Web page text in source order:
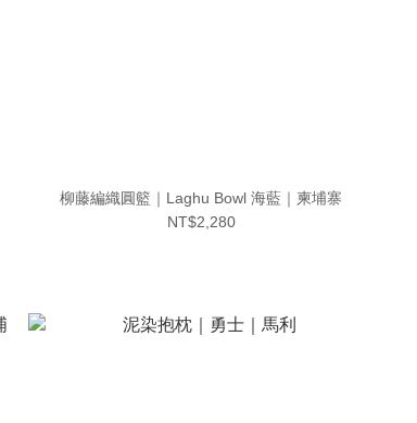
柳藤編織圓籃｜Laghu Bowl 海藍｜柬埔寨
NT$2,280